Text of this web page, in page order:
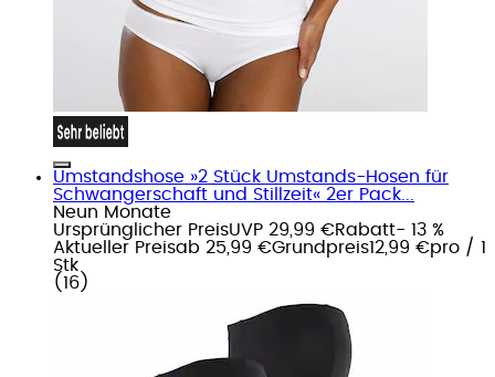
Umstandshose »2 Stück Umstands-Hosen für
Schwangerschaft und Stillzeit« 2er Pack...
Neun Monate
Ursprünglicher PreisUVP 29,99 €Rabatt- 13 %
Aktueller Preisab 25,99 €Grundpreis12,99 €pro / 1
Stk
( 16 )